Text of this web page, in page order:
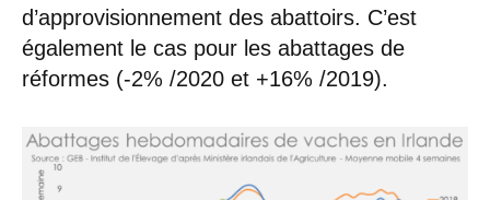
d’approvisionnement des abattoirs. C’est
également le cas pour les abattages de
réformes (-2% /2020 et +16% /2019).